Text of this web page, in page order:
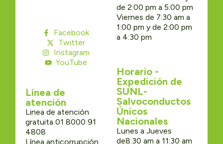
Facebook
Twitter
Instagram
YouTube
Línea de
atención
Linea de atención
gratuita 01 8000 91
4808
Línea anticorrupción
de 2:00 pm a 5:00 pm
Viernes de 7:30 am a
1:00 pm y de 2:00 pm
a 4:30 pm
Horario -
Expedición de
SUNL-
Salvoconductos
Únicos
Nacionales
Lunes a Jueves
de8:30 am a 11:30 am